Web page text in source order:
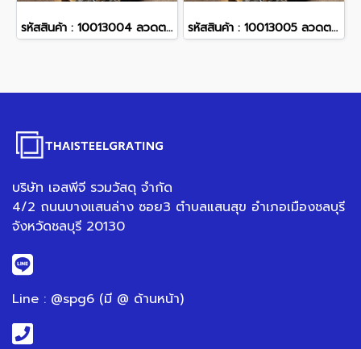
รหัสสินค้า : 10013004 ลวดตะแกรงสาน ขนาด 1x1 ม. ลวดหนา 3 มม. ขนาดตา 2 นิ้ว รหัสสินค้า : 10013005 ลวดตะแกรงสาน ขนาด 1x2 ม. ลวดหนา 3 มม. ขนาดตา 2 นิ้ว
บริษัท เอสพีจี รวมวัสดุ จำกัด
4/2 ถนนบางแสนล่าง ซอย3 ตำบลแสนสุข อำเภอเมืองชลบุรี
จังหวัดชลบุรี 20130
Line : @spg6 (มี @ ด้านหน้า)